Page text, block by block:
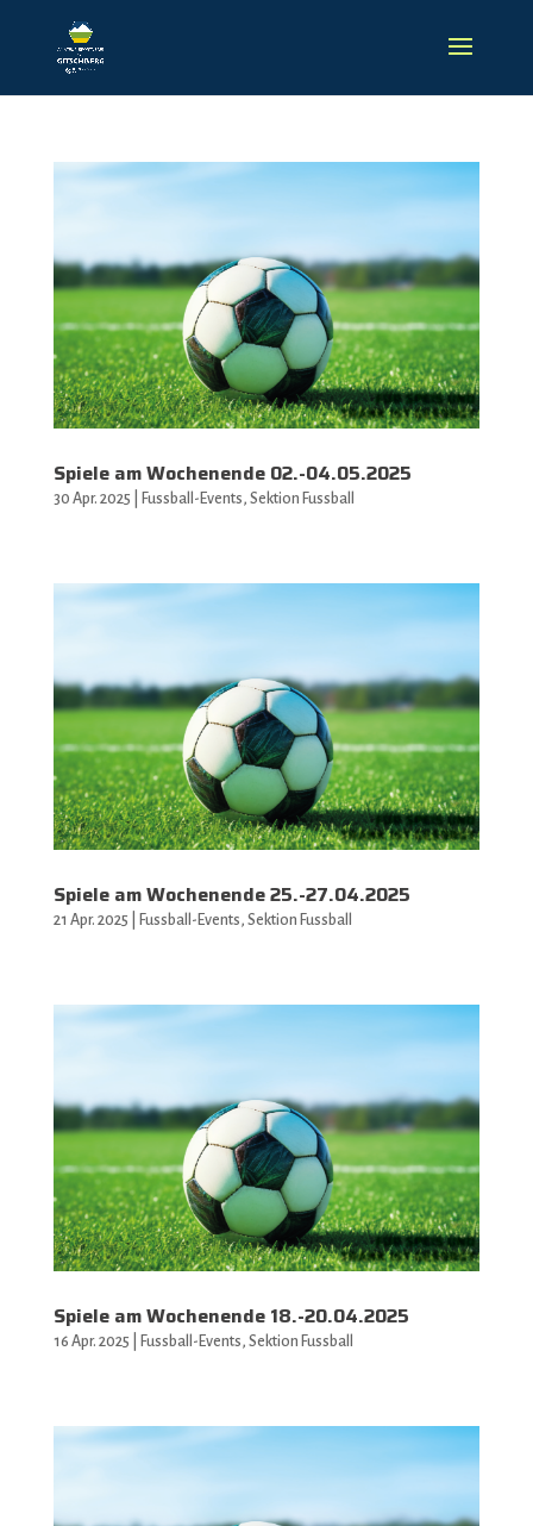
Spiele am Wochenende 02.-04.05.2025
30 Apr. 2025 Fussball-Events, Sektion Fussball
Spiele am Wochenende 25.-27.04.2025
21 Apr. 2025 Fussball-Events, Sektion Fussball
Spiele am Wochenende 18.-20.04.2025
16 Apr. 2025 Fussball-Events, Sektion Fussball